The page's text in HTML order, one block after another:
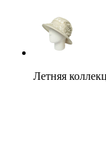
Летняя